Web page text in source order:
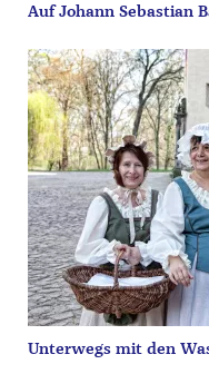
Auf Johann Sebastian
Unterwegs mit den